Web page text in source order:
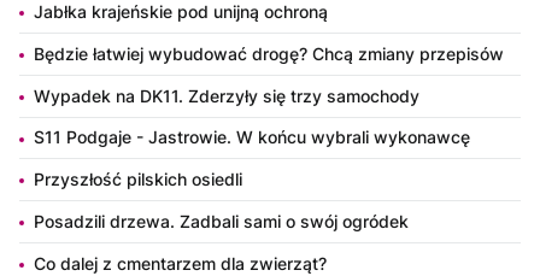
Jabłka krajeńskie pod unijną ochroną
Będzie łatwiej wybudować drogę? Chcą zmiany przepisów
Wypadek na DK11. Zderzyły się trzy samochody
S11 Podgaje - Jastrowie. W końcu wybrali wykonawcę
Przyszłość pilskich osiedli
Posadzili drzewa. Zadbali sami o swój ogródek
Co dalej z cmentarzem dla zwierząt?